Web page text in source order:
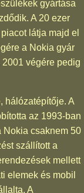
gyártása
A 20 ezer
látja majd el
a Nokia gyár
végére pedig
hálózatépítője. A
az 1993-ban
Nokia csaknem 50
szállított a
mellett
elemek és mobil
A